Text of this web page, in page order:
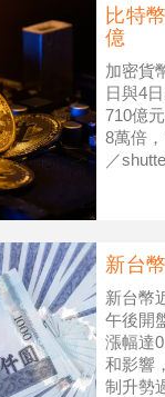
比特
億
加密貨
日與4
710億
8萬倍
／
新台
新台幣
午後開
漲幅達
和影響
制升勢